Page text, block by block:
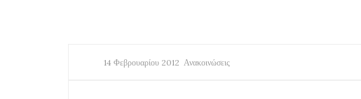
14 Φεβρουαρίου 2012 Ανακοινώσεις